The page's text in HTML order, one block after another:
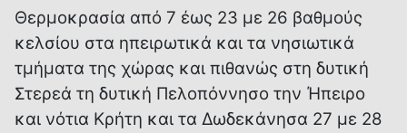
Θερμοκρασία από 7 έως 23 με 26 βαθμούς
κελσίου στα ηπειρωτικά και τα νησιωτικά
τμήματα της χώρας και πιθανώς στη δυτική
Στερεά τη δυτική Πελοπόννησο την Ήπειρο
και νότια Κρήτη και τα Δωδεκάνησα 27 με 28